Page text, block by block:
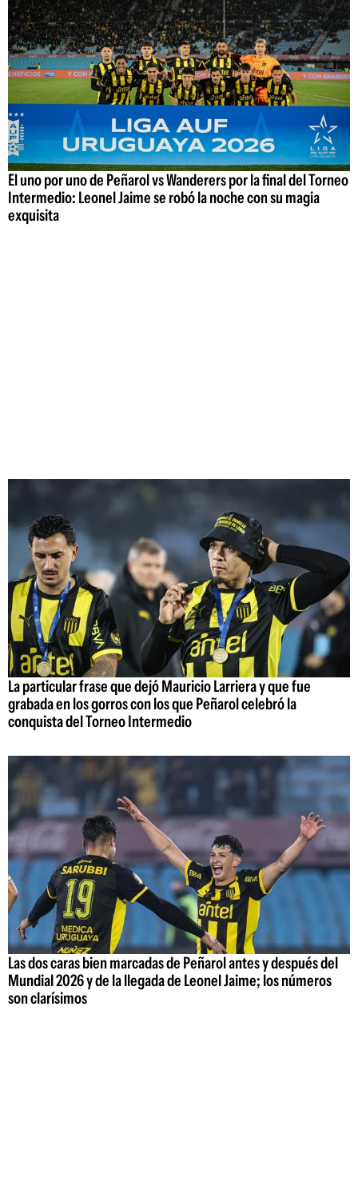
El uno por uno de Peñarol vs Wanderers por la final del Torneo
Intermedio: Leonel Jaime se robó la noche con su magia
exquisita
La particular frase que dejó Mauricio Larriera y que fue
grabada en los gorros con los que Peñarol celebró la
conquista del Torneo Intermedio
Las dos caras bien marcadas de Peñarol antes y después del
Mundial 2026 y de la llegada de Leonel Jaime; los números
son clarísimos